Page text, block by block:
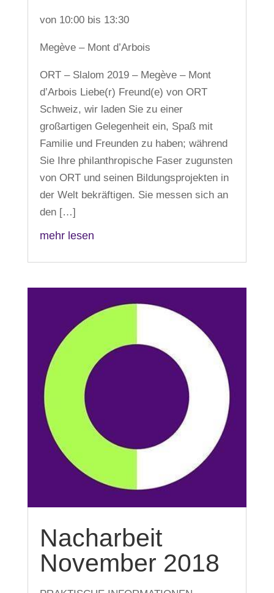
von 10:00 bis 13:30
Megève – Mont d’Arbois
ORT – Slalom 2019 – Megève – Mont
d’Arbois Liebe(r) Freund(e) von ORT
Schweiz, wir laden Sie zu einer
großartigen Gelegenheit ein, Spaß mit
Familie und Freunden zu haben; während
Sie Ihre philanthropische Faser zugunsten
von ORT und seinen Bildungsprojekten in
der Welt bekräftigen. Sie messen sich an
den […]
mehr lesen
Nacharbeit
November 2018